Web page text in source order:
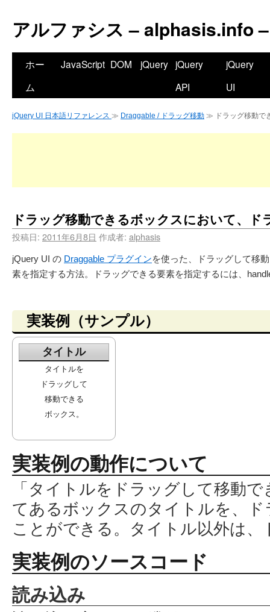
アルファシス – alphasis.info –
ホー
ム
JavaScript DOM jQuery jQuery
API
jQuery
UI
jQuery UI 日本語リファレンス ≫ Draggable / ドラッグ移動 ≫ ドラッグ移動で
ドラッグ移動できるボックスにおいて、ド
投稿日: 2011年6月8日 作成者: alphasis
jQuery UI の Draggable プラグインを使った、ドラッグして移
素を指定する方法。ドラッグできる要素を指定するには、
実装例（サンプル）
タイトル
タイトルを
ドラッグして
移動できる
ボックス。
実装例の動作について
「タイトルをドラッグして移動
てあるボックスのタイトルを、
ことができる。タイトル以外は
実装例のソースコード
読み込み